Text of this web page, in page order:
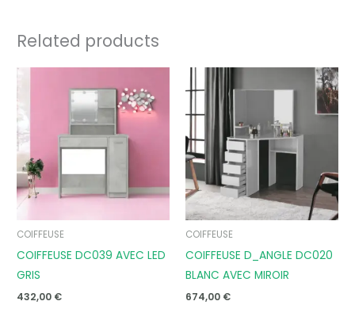
Related products
COIFFEUSE
COIFFEUSE DC039 AVEC LED
GRIS
432,00 €
COIFFEUSE
COIFFEUSE D_ANGLE DC020
BLANC AVEC MIROIR
674,00 €